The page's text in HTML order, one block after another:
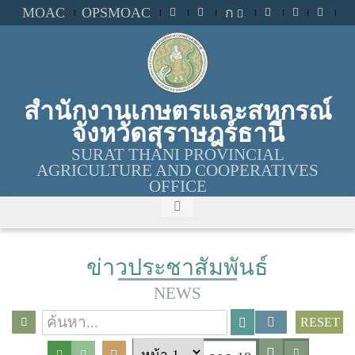
MOAC OPSMOAC ก
สำนักงานเกษตรและสหกรณ์
จังหวัดสุราษฎร์ธานี
SURAT THANI PROVINCIAL
AGRICULTURE AND COOPERATIVES
OFFICE
ข่าวประชาสัมพันธ์
NEWS
RESET